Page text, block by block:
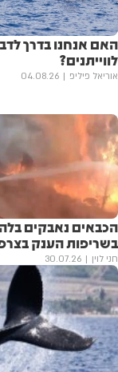
האם אנחנו בדרך
לווייתנים?
אוריאל פיליפ 04.08.26
הכבאים נאבקים
בשריפות הענק
חני לוין 30.07.26